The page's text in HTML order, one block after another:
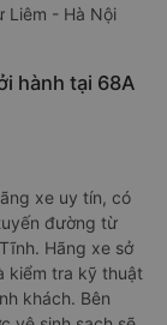
Liêm - Hà Nội
hành tại 68A
xe uy tín, có
đường từ
Hãng xe sở
kiểm tra kỹ thuật
khách. Bên